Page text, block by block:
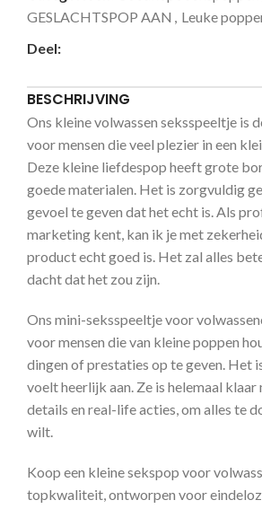
GESLACHTSPOP AAN , Leuke
Deel:
BESCHRIJVING
Ons kleine volwassen seksspeeltje is
voor mensen die veel plezier in een
Deze kleine liefdespop heeft grote
goede materialen. Het is zorgvuldig
gevoel te geven dat het echt is. Als
marketing kent, kan ik je met
product echt goed is. Het zal alles
dacht dat het zou zijn.
Ons mini-seksspeeltje voor
voor mensen die van kleine poppen
dingen of prestaties op te geven. Het
voelt heerlijk aan. Ze is helemaal
details en real-life acties, om alles te
wilt.
Koop een kleine sekspop voor
topkwaliteit, ontworpen voor